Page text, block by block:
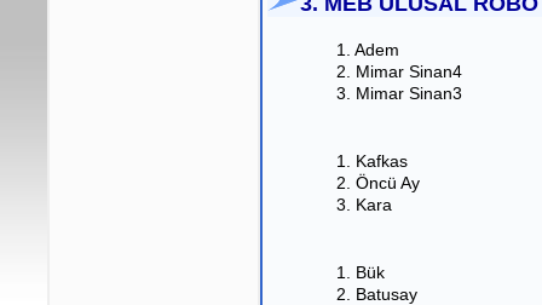
1. Adem
2. Mimar Sinan4
3. Mimar Sinan3
1. Kafkas
2. Öncü Ay
3. Kara
1. Bük
2. Batusay